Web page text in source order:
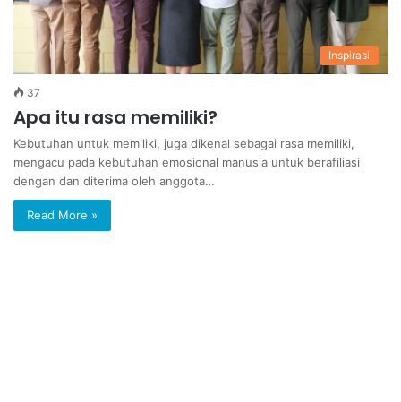
Inspirasi
37
Apa itu rasa memiliki?
Kebutuhan untuk memiliki, juga dikenal sebagai rasa memiliki,
mengacu pada kebutuhan emosional manusia untuk berafiliasi
dengan dan diterima oleh anggota…
Read More »